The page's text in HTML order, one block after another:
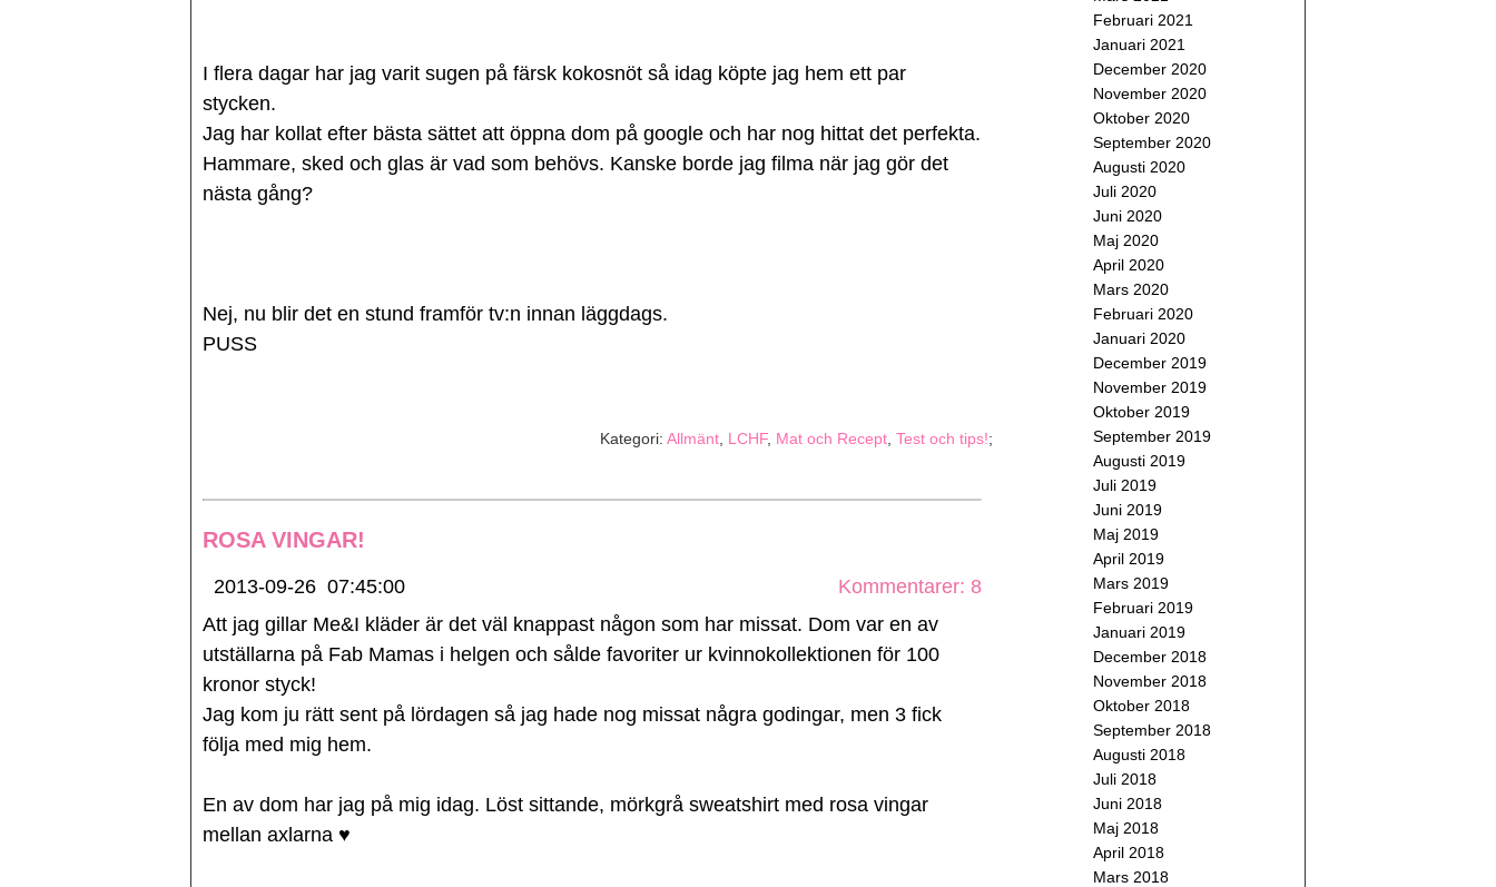
I flera dagar har jag varit sugen på färsk kokosnöt så idag köpte jag hem ett par
stycken.
Jag har kollat efter bästa sättet att öppna dom på google och har nog hittat det perfekta.
Hammare, sked och glas är vad som behövs. Kanske borde jag filma när jag gör det
nästa gång?
Nej, nu blir det en stund framför tv:n innan läggdags.
PUSS
Kategori: Allmänt LCHF, Mat och Recept Test och tips!;
ROSA VINGAR!
2013-09-26 07:45:00
Kommentarer: 8
Att jag gillar Me&I kläder är det väl knappast någon som har missat. Dom var en av
utställarna på Fab Mamas i helgen och sålde favoriter ur kvinnokollektionen för 100
kronor styck!
Jag kom ju rätt sent på lördagen så jag hade nog missat några godingar, men 3 fick
följa med mig hem.
En av dom har jag på mig idag. Löst sittande, mörkgrå sweatshirt med rosa vingar
mellan axlarna ♥
Februari 2021
Januari 2021
December 2020
November 2020
Oktober 2020
September 2020
Augusti 2020
Juli 2020
Juni 2020
Maj 2020
April 2020
Mars 2020
Februari 2020
Januari 2020
December 2019
November 2019
Oktober 2019
September 2019
Augusti 2019
Juli 2019
Juni 2019
Maj 2019
April 2019
Mars 2019
Februari 2019
Januari 2019
December 2018
November 2018
Oktober 2018
September 2018
Augusti 2018
Juli 2018
Juni 2018
Maj 2018
April 2018
Mars 2018